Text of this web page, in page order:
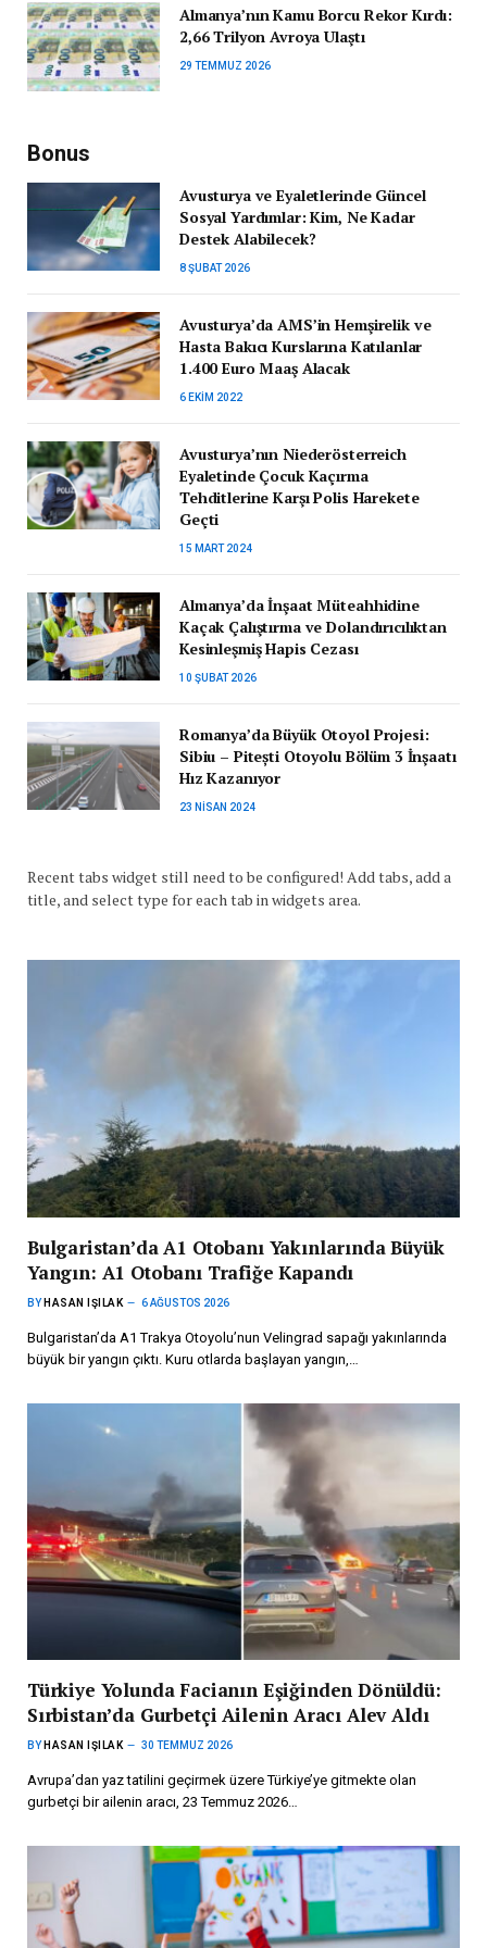
Almanya’nın Kamu Borcu Rekor Kırdı:
2,66 Trilyon Avroya Ulaştı
29 TEMMUZ 2026
Bonus
Avusturya ve Eyaletlerinde Güncel
Sosyal Yardımlar: Kim, Ne Kadar
Destek Alabilecek?
8 ŞUBAT 2026
Avusturya’da AMS’in Hemşirelik ve
Hasta Bakıcı Kurslarına Katılanlar
1.400 Euro Maaş Alacak
6 EKIM 2022
Avusturya’nın Niederösterreich
Eyaletinde Çocuk Kaçırma
Tehditlerine Karşı Polis Harekete
Geçti
15 MART 2024
Almanya’da İnşaat Müteahhidine
Kaçak Çalıştırma ve Dolandırıcılıktan
Kesinleşmiş Hapis Cezası
10 ŞUBAT 2026
Romanya’da Büyük Otoyol Projesi:
Sibiu – Pitești Otoyolu Bölüm 3 İnşaatı
Hız Kazanıyor
23 NISAN 2024
Recent tabs widget still need to be configured! Add tabs, add a
title, and select type for each tab in widgets area.
Bulgaristan’da A1 Otobanı Yakınlarında Büyük
Yangın: A1 Otobanı Trafiğe Kapandı
BY HASAN IŞILAK 6 AĞUSTOS 2026
Bulgaristan’da A1 Trakya Otoyolu’nun Velingrad sapağı yakınlarında
büyük bir yangın çıktı. Kuru otlarda başlayan yangın,…
Türkiye Yolunda Facianın Eşiğinden Dönüldü:
Sırbistan’da Gurbetçi Ailenin Aracı Alev Aldı
BY HASAN IŞILAK 30 TEMMUZ 2026
Avrupa’dan yaz tatilini geçirmek üzere Türkiye’ye gitmekte olan
gurbetçi bir ailenin aracı, 23 Temmuz 2026…